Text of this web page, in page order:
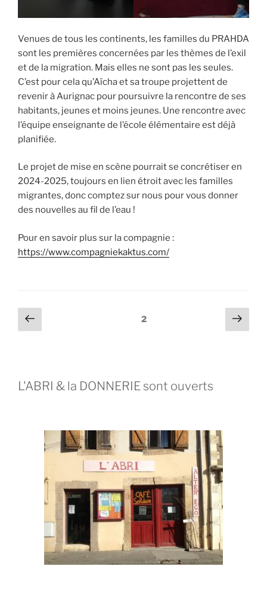
Venues de tous les continents, les familles du PRAHDA
sont les premières concernées par les thèmes de l’exil
et de la migration. Mais elles ne sont pas les seules.
C’est pour cela qu’Aïcha et sa troupe projettent de
revenir à Aurignac pour poursuivre la rencontre de ses
habitants, jeunes et moins jeunes. Une rencontre avec
l’équipe enseignante de l’école élémentaire est déjà
planifiée.
Le projet de mise en scène pourrait se concrétiser en
2024-2025, toujours en lien étroit avec les familles
migrantes, donc comptez sur nous pour vous donner
des nouvelles au fil de l’eau !
Pour en savoir plus sur la compagnie :
https://www.compagniekaktus.com/
2
L'ABRI & la DONNERIE sont ouverts